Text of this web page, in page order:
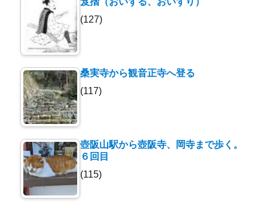
(127)
桑実寺から観音正寺へ登る
(117)
壺阪山駅から壺阪寺、岡寺まで歩く。
６回目
(115)